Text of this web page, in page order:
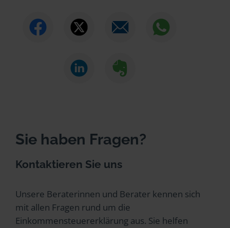
Sie haben Fragen?
Kontaktieren Sie uns
Unsere Beraterinnen und Berater kennen sich
mit allen Fragen rund um die
Einkommensteuererklärung aus. Sie helfen